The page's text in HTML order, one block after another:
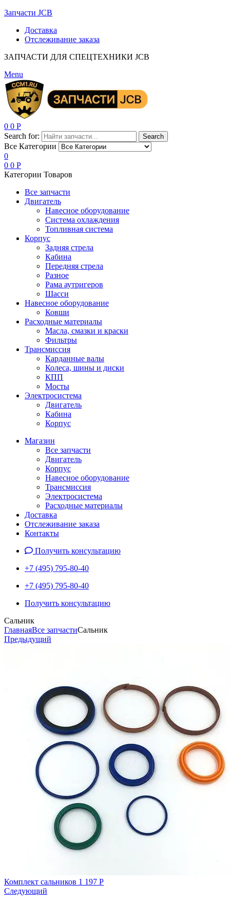
Запчасти JCB
Доставка
Отслеживание заказа
ЗАПЧАСТИ ДЛЯ СПЕЦТЕХНИКИ JCB
Menu
0 0 Р
Search for:
Search
Все Категории
0
0 0 Р
Категории Товаров
Все запчасти
Двигатель
Навесное оборудование
Система охлаждения
Топливная система
Корпус
Задняя стрела
Кабина
Передняя стрела
Разное
Рама аутригеров
Шасси
Навесное оборудование
Ковши
Расходные материалы
Масла, смазки и краски
Фильтры
Трансмиссия
Карданные валы
Колеса, шины и диски
КПП
Мосты
Электросистема
Двигатель
Кабина
Корпус
Магазин
Все запчасти
Двигатель
Корпус
Навесное оборудование
Трансмиссия
Электросистема
Расходные материалы
Доставка
Отслеживание заказа
Контакты
Получить консультацию
+7 (495) 795-80-40
+7 (495) 795-80-40
Получить консультацию
Сальник
ГлавнаяВсе запчастиСальник
Предыдущий
Комплект сальников 1 197 Р
Следующий